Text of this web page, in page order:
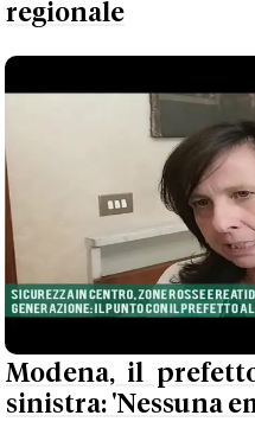
regionale
Modena, il
sinistra: 'Nessuna